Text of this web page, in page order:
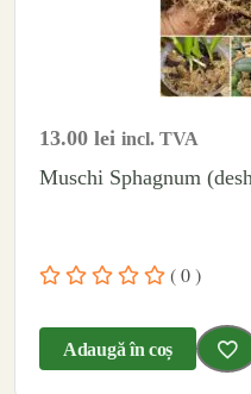
13.00 lei incl. TVA
Muschi Sphagnum
( 0 )
Adaugă în coș